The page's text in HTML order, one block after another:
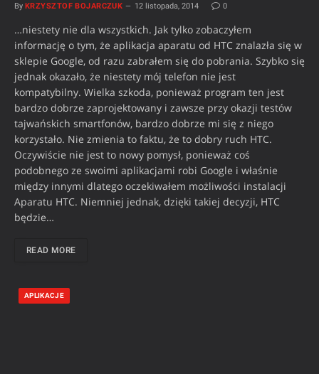
By KRZYSZTOF BOJARCZUK 12 listopada, 2014 0
…niestety nie dla wszystkich. Jak tylko zobaczyłem
informację o tym, że aplikacja aparatu od HTC znalazła się w
sklepie Google, od razu zabrałem się do pobrania. Szybko się
jednak okazało, że niestety mój telefon nie jest
kompatybilny. Wielka szkoda, ponieważ program ten jest
bardzo dobrze zaprojektowany i zawsze przy okazji testów
tajwańskich smartfonów, bardzo dobrze mi się z niego
korzystało. Nie zmienia to faktu, że to dobry ruch HTC.
Oczywiście nie jest to nowy pomysł, ponieważ coś
podobnego ze swoimi aplikacjami robi Google i właśnie
między innymi dlatego oczekiwałem możliwości instalacji
Aparatu HTC. Niemniej jednak, dzięki takiej decyzji, HTC
będzie…
READ MORE
APLIKACJE